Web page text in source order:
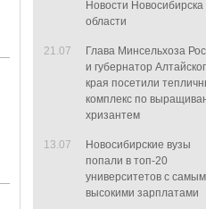
Новости Новосибирска
области
21.07
Глава Минсельхоза
и губернатор
края посетили
комплекс по
хризантем
13.07
Новосибирские вузы
попали в топ-20
университетов с
высокими зарплатами